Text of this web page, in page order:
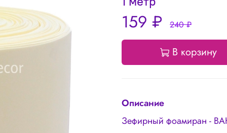
159 ₽ 240 ₽
В корзину
Описание
Зефирный фоамиран -